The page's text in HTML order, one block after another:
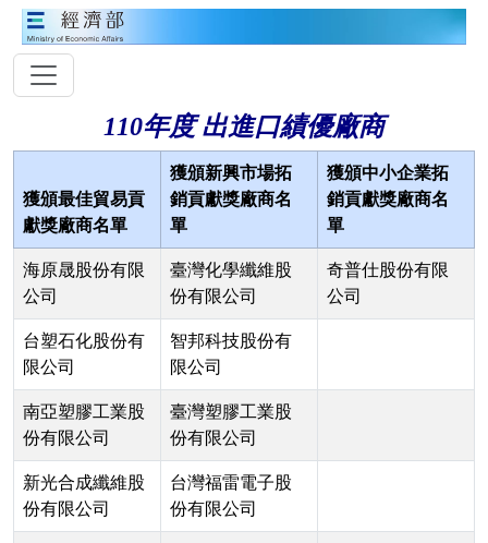
110年度 出進口績優廠商
獲頒最佳貿易貢
獻獎廠商名單
獲頒新興市場拓
銷貢獻獎廠商名
單
獲頒中小企業拓
銷貢獻獎廠商名
單
海原晟股份有限
公司
臺灣化學纖維股
份有限公司
奇普仕股份有限
公司
台塑石化股份有
限公司
智邦科技股份有
限公司
南亞塑膠工業股
份有限公司
臺灣塑膠工業股
份有限公司
新光合成纖維股
份有限公司
台灣福雷電子股
份有限公司